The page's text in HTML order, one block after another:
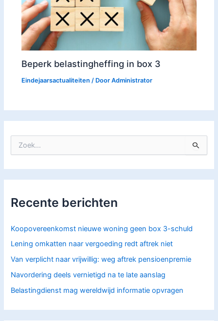
o
a
Recente berichten
Koopovereenkomst nieuwe woning geen box 3-schuld
Lening omkatten naar vergoeding redt aftrek niet
Van verplicht naar vrijwillig: weg aftrek pensioenpremie
Navordering deels vernietigd na te late aanslag
Belastingdienst mag wereldwijd informatie opvragen
Beperk belastingheffing in box 3
Eindejaarsactualiteiten / DoorAdministrator